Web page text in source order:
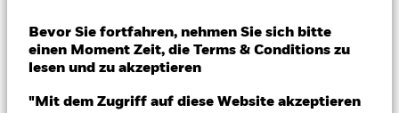
Bevor Sie fortfahren, nehmen Sie sich bitte
einen Moment Zeit, die Terms & Conditions zu
lesen und zu akzeptieren
"Mit dem Zugriff auf diese Website akzeptieren
Karriere
Investor Relations
Presse
Allgemeine Geschäftsbedingungen